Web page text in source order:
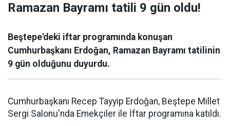
Ramazan Bayramı tatili 9 gün oldu!
Beştepe'deki iftar programında konuşan
Cumhurbaşkanı Erdoğan, Ramazan Bayramı tatilinin
9 gün olduğunu duyurdu.
Cumhurbaşkanı Recep Tayyip Erdoğan, Beştepe Millet
Sergi Salonu'nda Emekçiler ile İftar programına katıldı.